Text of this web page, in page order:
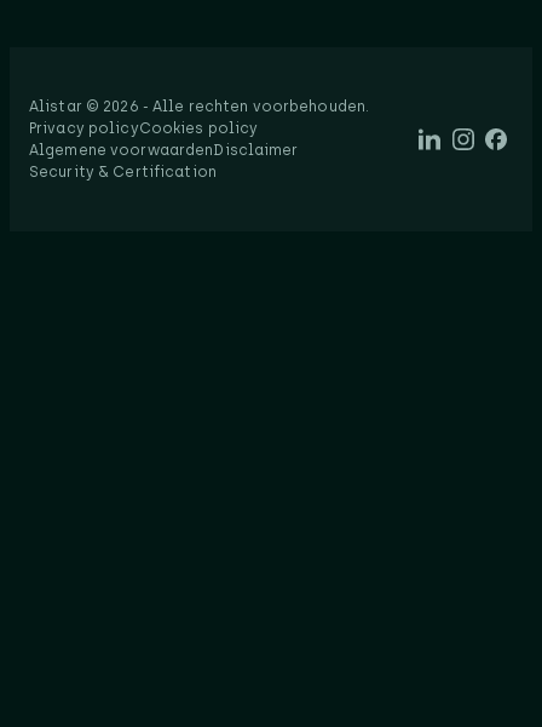
Alistar © 2026 - Alle rechten voorbehouden.​
Privacy policyCookies policy
Algemene voorwaardenDisclaimer
Security & Certification